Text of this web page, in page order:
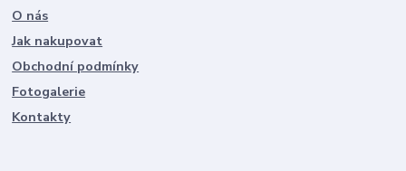
O nás
Jak nakupovat
Obchodní podmínky
Fotogalerie
Kontakty